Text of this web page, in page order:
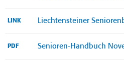
LINK Liechtensteiner
PDF Senioren-Handbuch